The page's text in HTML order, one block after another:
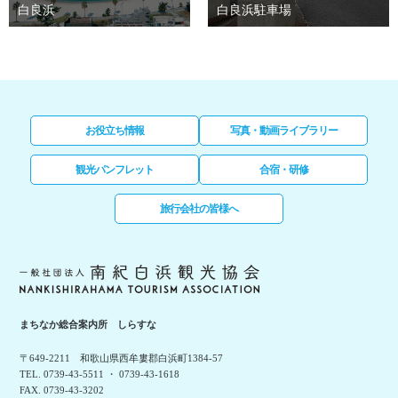
白良浜 白良浜駐車場
お役立ち情報 写真・動画ライブラリー
観光パンフレット 合宿・研修
旅行会社の皆様へ
まちなか総合案内所 しらすな
〒649-2211 和歌山県西牟婁郡白浜町1384-57
TEL. 0739-43-5511 ・ 0739-43-1618
FAX. 0739-43-3202